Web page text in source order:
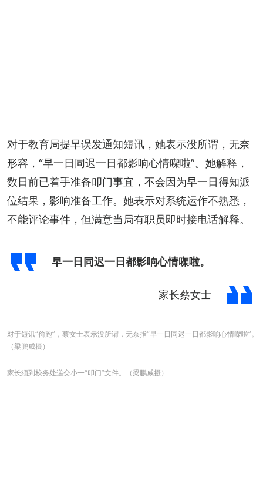
对于教育局提早误发通知短讯，她表示没所谓，无奈
形容，“早一日同迟一日都影响心情㗎啦”。她解释，
数日前已着手准备叩门事宜，不会因为早一日得知派
位结果，影响准备工作。她表示对系统运作不熟悉，
不能评论事件，但满意当局有职员即时接电话解释。
早一日同迟一日都影响心情㗎啦。
家长蔡女士
对于短讯“偷跑”，蔡女士表示没所谓，无奈指“早一日同迟一日都影响心情㗎啦”。
（梁鹏威摄）
家长须到校务处递交小一“叩门”文件。（梁鹏威摄）